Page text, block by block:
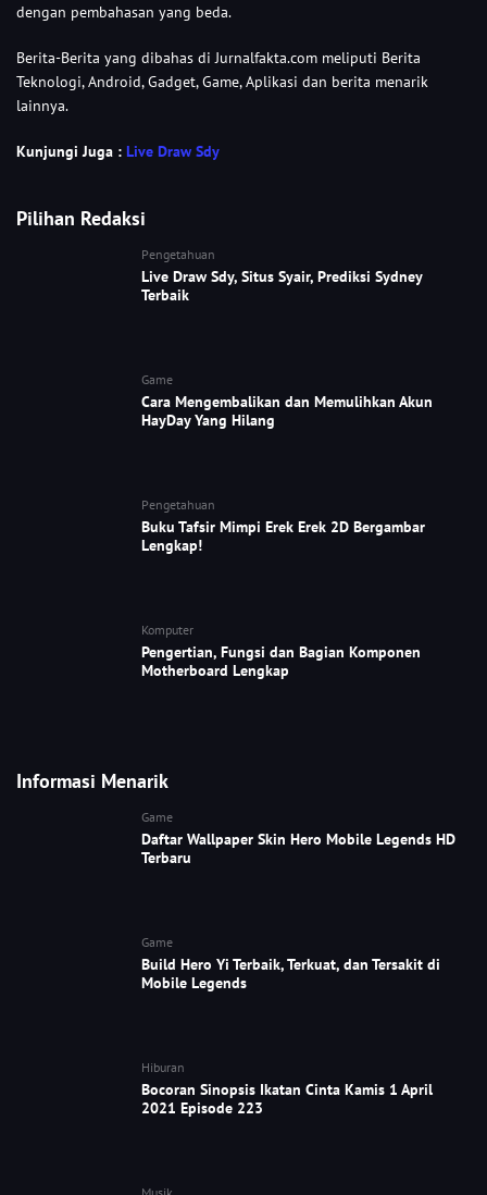
dengan pembahasan yang beda.
Berita-Berita yang dibahas di Jurnalfakta.com meliputi Berita
Teknologi, Android, Gadget, Game, Aplikasi dan berita menarik
lainnya.
Kunjungi Juga : Live Draw Sdy
Pilihan Redaksi
Pengetahuan
Live Draw Sdy, Situs Syair, Prediksi Sydney
Terbaik
Game
Cara Mengembalikan dan Memulihkan Akun
HayDay Yang Hilang
Pengetahuan
Buku Tafsir Mimpi Erek Erek 2D Bergambar
Lengkap!
Komputer
Pengertian, Fungsi dan Bagian Komponen
Motherboard Lengkap
Informasi Menarik
Game
Daftar Wallpaper Skin Hero Mobile Legends HD
Terbaru
Game
Build Hero Yi Terbaik, Terkuat, dan Tersakit di
Mobile Legends
Hiburan
Bocoran Sinopsis Ikatan Cinta Kamis 1 April
2021 Episode 223